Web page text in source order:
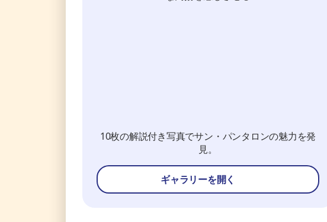
10枚の解説付き写真でサン・パンタロンの魅力を発
見。
ギャラリーを開く